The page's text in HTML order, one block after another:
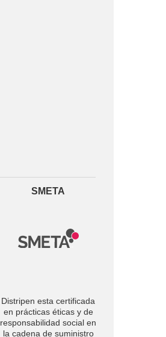
SMETA
Distripen esta certificada
en prácticas éticas y de
responsabilidad social en
la cadena de suministro